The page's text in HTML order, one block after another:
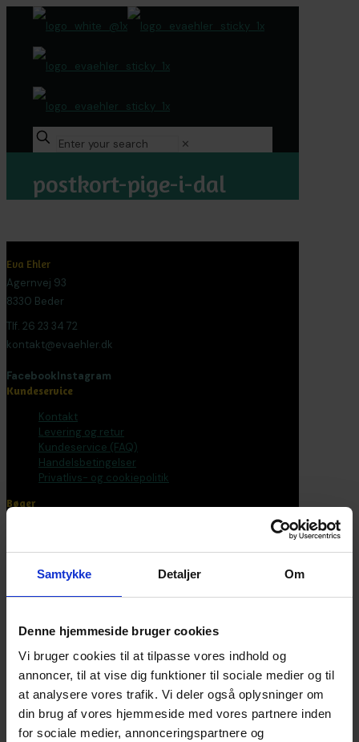
Samtykke Detaljer Om
Denne hjemmeside bruger cookies
Vi bruger cookies til at tilpasse vores indhold og
annoncer, til at vise dig funktioner til sociale medier og til
at analysere vores trafik. Vi deler også oplysninger om
din brug af vores hjemmeside med vores partnere inden
for sociale medier, annonceringspartnere og
✕
postkort-pige-i-dal
Eva Ehler
Agernvej 93
8330 Beder
Tlf. 26 23 34 72
kontakt@evaehler.dk
FacebookInstagram
Kundeservice
Kontakt
Levering og retur
Kundeservice (FAQ)
Handelsbetingelser
Privatlivs- og cookiepolitik
Bøger
Malebøger
Fantasirejser
Nyhedsbrev
Bliv en del af universet
Få magiske nyheder om bøger, malebøger og